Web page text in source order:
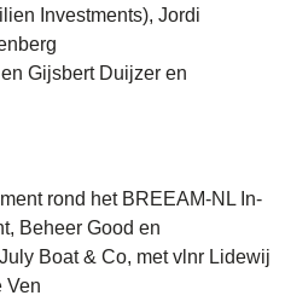
Investments), Jordi
Gijsbert Duijzer en
rond het BREEAM-NL In-
Beheer Good en
Boat & Co, met vlnr Lidewij
Ven